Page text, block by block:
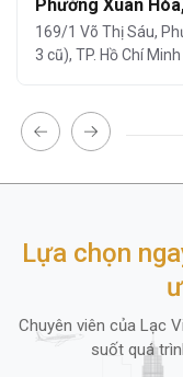
Hệ thống
nhà còn
Vietbank,
4. Diện
Sky Diamond
chọn diện tích
loại hình
Phường Xuân
169/1 Võ Thị Sáu,
3 cũ), TP. Hồ Chí Minh
Lựa chọn
Chuyên viên của Lạc
suốt quá